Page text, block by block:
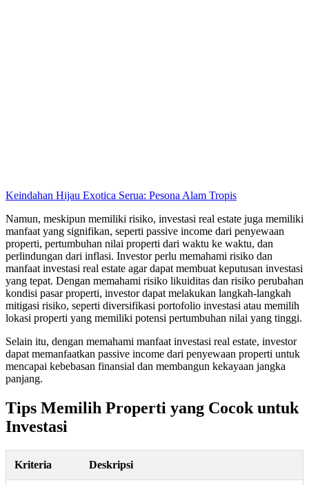
Keindahan Hijau Exotica Serua: Pesona Alam Tropis
Namun, meskipun memiliki risiko, investasi real estate juga memiliki
manfaat yang signifikan, seperti passive income dari penyewaan
properti, pertumbuhan nilai properti dari waktu ke waktu, dan
perlindungan dari inflasi. Investor perlu memahami risiko dan
manfaat investasi real estate agar dapat membuat keputusan investasi
yang tepat. Dengan memahami risiko likuiditas dan risiko perubahan
kondisi pasar properti, investor dapat melakukan langkah-langkah
mitigasi risiko, seperti diversifikasi portofolio investasi atau memilih
lokasi properti yang memiliki potensi pertumbuhan nilai yang tinggi.
Selain itu, dengan memahami manfaat investasi real estate, investor
dapat memanfaatkan passive income dari penyewaan properti untuk
mencapai kebebasan finansial dan membangun kekayaan jangka
panjang.
Tips Memilih Properti yang Cocok untuk
Investasi
Kriteria Deskripsi